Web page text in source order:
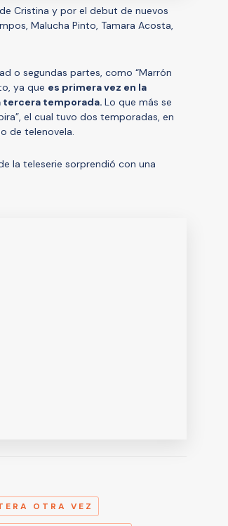
Cristina y por el debut de nuevos
Malucha Pinto, Tamara Acosta,
o segundas partes, como “Marrón
ya que es primera vez en la
tercera temporada. Lo que más se
el cual tuvo dos temporadas, en
de telenovela.
la teleserie sorprendió con una
OTRA VEZ